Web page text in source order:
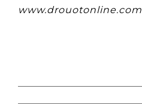
www.drouotonline.com